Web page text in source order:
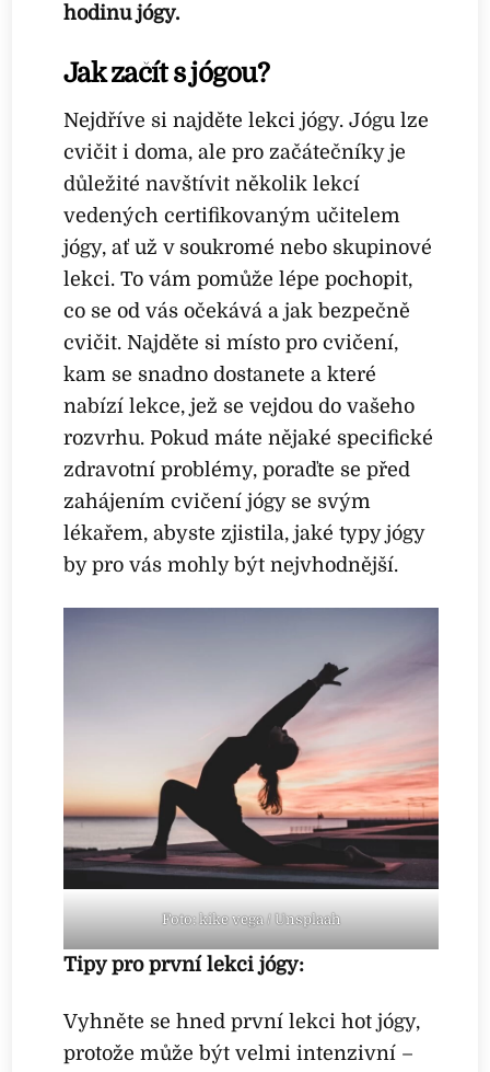
hodinu jógy.
Jak začít s jógou?
Nejdříve si najděte lekci jógy. Jógu lze
cvičit i doma, ale pro začátečníky je
důležité navštívit několik lekcí
vedených certifikovaným učitelem
jógy, ať už v soukromé nebo skupinové
lekci. To vám pomůže lépe pochopit,
co se od vás očekává a jak bezpečně
cvičit. Najděte si místo pro cvičení,
kam se snadno dostanete a které
nabízí lekce, jež se vejdou do vašeho
rozvrhu. Pokud máte nějaké specifické
zdravotní problémy, poraďte se před
zahájením cvičení jógy se svým
lékařem, abyste zjistila, jaké typy jógy
by pro vás mohly být nejvhodnější.
Foto: kike vega / Unsplaah
Tipy pro první lekci jógy:
Vyhněte se hned první lekci hot jógy,
protože může být velmi intenzivní –